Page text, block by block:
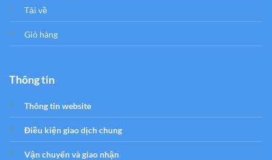
Tải về
Giỏ hàng
Thông tin
Thông tin website
Điều kiện giao dịch chung
Vận chuyển và giao nhận